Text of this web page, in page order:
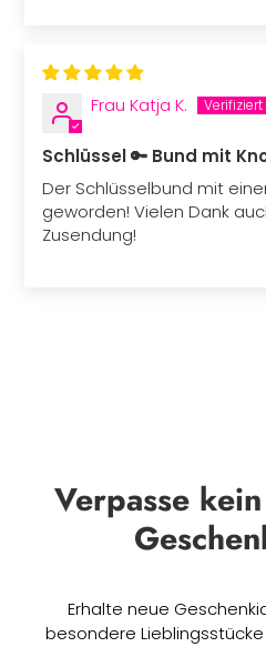
Frau Katja K.
Schlüssel 🔑 Bund mit
Der Schlüsselbund mit
geworden! Vielen Dank
Zusendung!
Verpasse
Erhalte neue
besondere